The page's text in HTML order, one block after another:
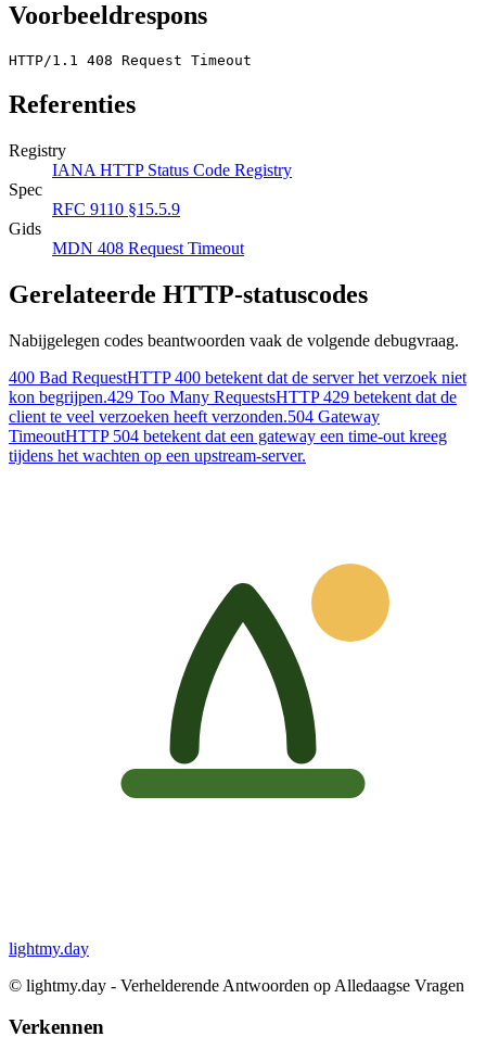
Voorbeeldrespons
HTTP/1.1 408 Request Timeout
Referenties
Registry
IANA HTTP Status Code Registry
Spec
RFC 9110 §15.5.9
Gids
MDN 408 Request Timeout
Gerelateerde HTTP-statuscodes
Nabijgelegen codes beantwoorden vaak de volgende debugvraag.
400 Bad RequestHTTP 400 betekent dat de server het verzoek niet
kon begrijpen.429 Too Many RequestsHTTP 429 betekent dat de
client te veel verzoeken heeft verzonden.504 Gateway
TimeoutHTTP 504 betekent dat een gateway een time-out kreeg
tijdens het wachten op een upstream-server.
lightmy.day
© lightmy.day - Verhelderende Antwoorden op Alledaagse Vragen
Verkennen